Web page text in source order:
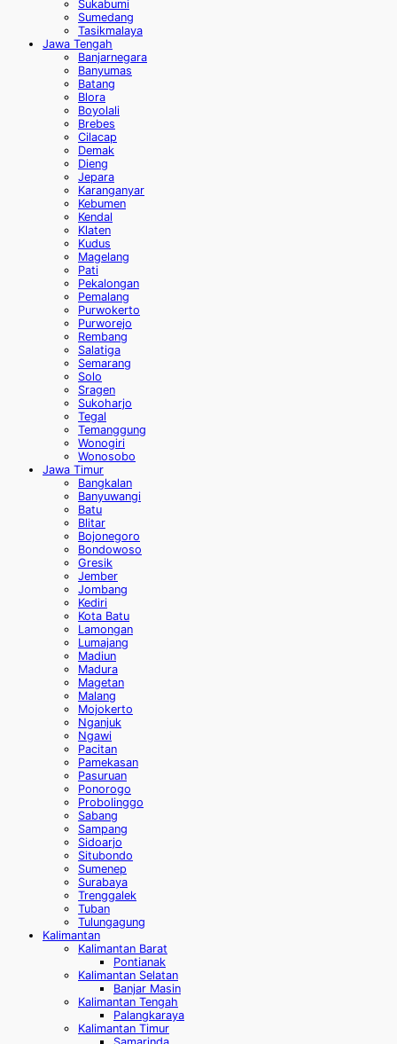
Sukabumi
Sumedang
Tasikmalaya
Jawa Tengah
Banjarnegara
Banyumas
Batang
Blora
Boyolali
Brebes
Cilacap
Demak
Dieng
Jepara
Karanganyar
Kebumen
Kendal
Klaten
Kudus
Magelang
Pati
Pekalongan
Pemalang
Purwokerto
Purworejo
Rembang
Salatiga
Semarang
Solo
Sragen
Sukoharjo
Tegal
Temanggung
Wonogiri
Wonosobo
Jawa Timur
Bangkalan
Banyuwangi
Batu
Blitar
Bojonegoro
Bondowoso
Gresik
Jember
Jombang
Kediri
Kota Batu
Lamongan
Lumajang
Madiun
Madura
Magetan
Malang
Mojokerto
Nganjuk
Ngawi
Pacitan
Pamekasan
Pasuruan
Ponorogo
Probolinggo
Sabang
Sampang
Sidoarjo
Situbondo
Sumenep
Surabaya
Trenggalek
Tuban
Tulungagung
Kalimantan
Kalimantan Barat
Pontianak
Kalimantan Selatan
Banjar Masin
Kalimantan Tengah
Palangkaraya
Kalimantan Timur